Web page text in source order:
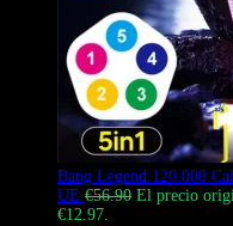
Bang Legend 120.000
UE €56.90 El precio
€12.97.